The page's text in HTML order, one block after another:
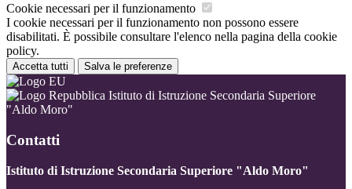
Cookie necessari per il funzionamento
I cookie necessari per il funzionamento non possono essere
disabilitati. È possibile consultare l'elenco nella pagina della cookie
policy.
Accetta tutti Salva le preferenze
Istituto di Istruzione Secondaria Superiore
"Aldo Moro"
Contatti
Istituto di Istruzione Secondaria Superiore "Aldo Moro"